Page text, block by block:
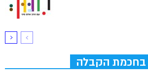
בחכמת הקבלה